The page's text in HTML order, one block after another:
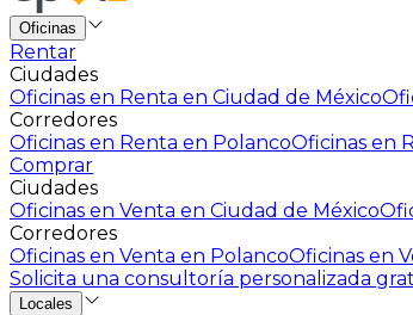
Oficinas
Rentar
Ciudades
Oficinas en Renta en Ciudad de México
Corredores
Oficinas en Renta en PolancoOficinas en
Comprar
Ciudades
Oficinas en Venta en Ciudad de México
Corredores
Oficinas en Venta en PolancoOficinas en
Solicita una consultoría personalizada
Locales